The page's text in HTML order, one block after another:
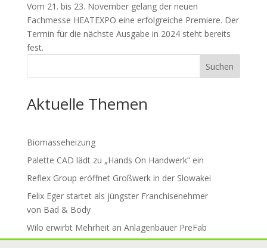
Vom 21. bis 23. November gelang der neuen
Fachmesse HEATEXPO eine erfolgreiche Premiere. Der
Termin für die nächste Ausgabe in 2024 steht bereits
fest.
Suchen
Aktuelle Themen
Biomasseheizung
Palette CAD lädt zu „Hands On Handwerk“ ein
Reflex Group er­öff­net Groß­werk in der Slo­wa­kei
Felix Eger startet als jüngster Fran­chise­neh­mer
von Bad & Body
Wilo erwirbt Mehr­heit an An­la­gen­bau­er PreFab